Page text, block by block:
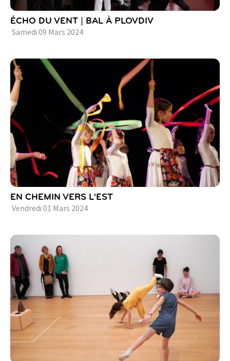
ÉCHO DU VENT | BAL À PLOVDIV
Samedi 09 Mars 2024
EN CHEMIN VERS L'EST
Vendredi 01 Mars 2024